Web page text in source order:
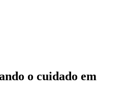
o cuidado em